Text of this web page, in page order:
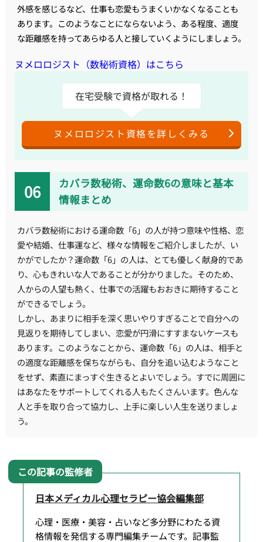
外感を感じるなど、仕事も恋愛もうまくいかなくなることも
あります。このようなことにならないよう、ある程度、適度
な距離感を持ってあらゆる人と接していくようにしましょう。
ヌメロロジスト（数秘術資格）はこちら
在宅受験で資格が取れる！
ヌメロロジスト資格を詳しくみる
カバラ数秘術、運命数6の意味と基本
情報まとめ
カバラ数秘術における運命数「6」の人が持つ意味や性格、恋
愛や結婚、仕事運など、様々な情報をご紹介しましたが、い
かがでしたか？運命数「6」の人は、とても優しく献身的であ
り、心もきれいな人であることが分かりました。そのため、
人からの人望も熱く、仕事での活躍もおおきに期待すること
ができるでしょう。
しかし、あまりに相手を深く思いやりすぎることで自分への
見返りを期待してしまい、恋愛が円滑にすすまないケースも
あります。このようなことから、運命数「6」の人は、相手と
の適度な距離感を保ちながらも、自分を追い込むようなこと
をせず、素直にまっすぐ生きるとよいでしょう。すでに周囲に
はあなたをサポートしてくれる人もたくさんいます。色んな
人と手を取り合って協力し、上手に楽しい人生を送りましょ
う。
日本メディカル心理セラピー協会編集部
心理・医療・美容・占いなど多分野にわたる資
格情報を発信する専門編集チームです。記事監